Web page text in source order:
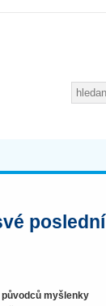
poslední
původců myšlenky